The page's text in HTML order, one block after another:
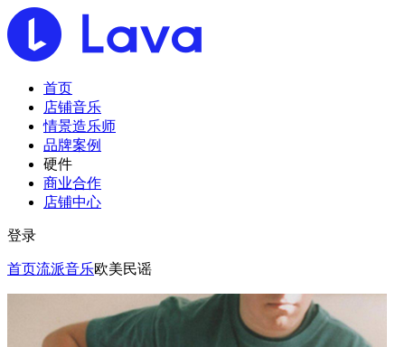
首页
店铺音乐
情景造乐师
品牌案例
硬件
商业合作
店铺中心
登录
首页流派音乐欧美民谣